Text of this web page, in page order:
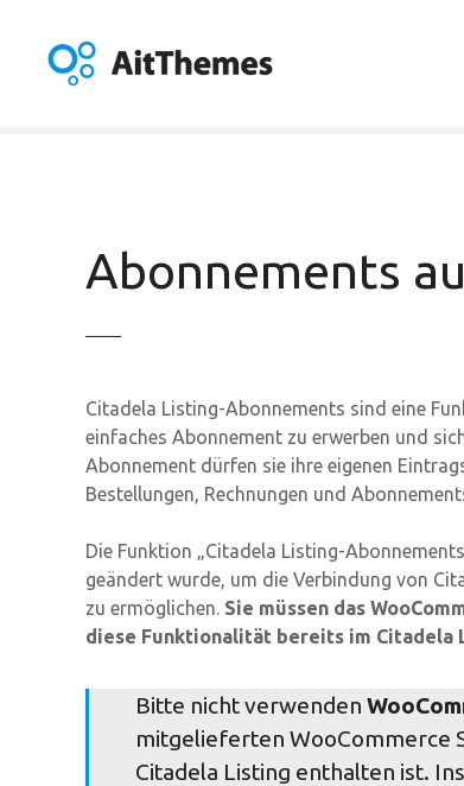
Abonnements
Citadela Listing-Abonnements sind eine
einfaches Abonnement zu erwerben und
Abonnement dürfen sie ihre eigenen
Bestellungen, Rechnungen und
Die Funktion „Citadela Listing-
geändert wurde, um die Verbindung von
zu ermöglichen. Sie müssen das
diese Funktionalität bereits im Citadela
Bitte nicht verwenden
mitgelieferten WooCommerce
Citadela Listing enthalten ist.